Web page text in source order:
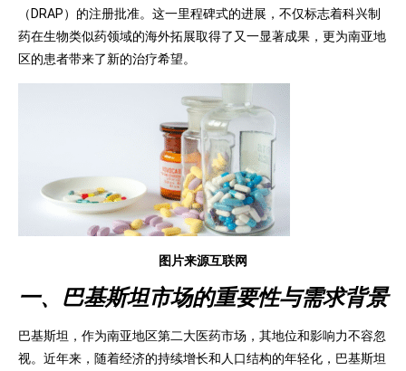
（DRAP）的注册批准。这一里程碑式的进展，不仅标志着科兴制
药在生物类似药领域的海外拓展取得了又一显著成果，更为南亚地
区的患者带来了新的治疗希望。
图片来源互联网
一、巴基斯坦市场的重要性与需求背景
巴基斯坦，作为南亚地区第二大医药市场，其地位和影响力不容忽
视。近年来，随着经济的持续增长和人口结构的年轻化，巴基斯坦